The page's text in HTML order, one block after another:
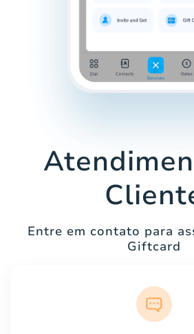
Entre em contato para
Giftcard